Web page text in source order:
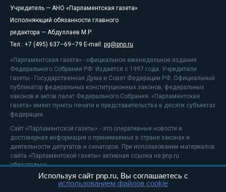
Учредитель — АНО «Парламентская газета»
Исполняющий обязанности главного
редактора — Абдуллаев М.Р.
Тел.: +7 (495) 637–69–79 E-mail: pg@pnp.ru
«Парламентская газета» - официальное еженедельное издание
Федерального Собрания РФ. Издается с 1997 года. Учредители
газеты - Государственная Дума и Совет Федерации РФ. Официальный
публикатор федеральных конституционных законов, федеральных
законов и актов палат Федерального Собрания. «Парламентская
газета» имеет пункты печати и представительства в десяти субъектах
федерации.
Сайт «Парламентской газеты» - это оперативные новости и
достоверная информация о принимаемых в стране законах и
деятельности депутатов и сенаторов. При использовании материалов
сайта «Парламентской газеты» активная ссылка на pnp.ru
обязательна.
На информационном ресурсе применяютсярекомендательные
Используя сайт pnp.ru, Вы соглашаетесь с
использованием файлов cookie